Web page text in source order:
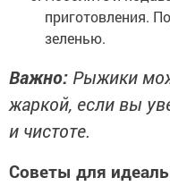
приготовления.
зеленью.
Важно: Рыжики
жаркой, если вы
и чистоте.
Советы для